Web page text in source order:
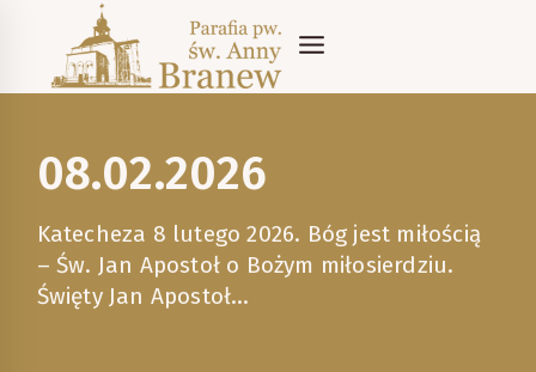
content
08.02.2026
Katecheza 8 lutego 2026. Bóg jest miłością
– Św. Jan Apostoł o Bożym miłosierdziu.
Święty Jan Apostoł…